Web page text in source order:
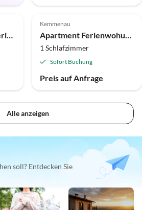
Apartment Familienferiendorf Hübingen
Kemmenau
Apartment Ferienwohung Thieme
1 Schlafzimmer
Sofort Buchung
Preis auf Anfrage
Alle anzeigen
soll? Entdecken Sie